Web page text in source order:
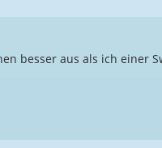
besser aus als ich einer